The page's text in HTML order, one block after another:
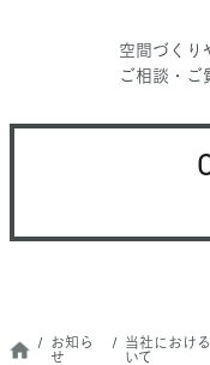
空間づくり
ご相談・ご
お知ら
せ
当社におけ
いて